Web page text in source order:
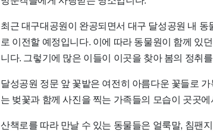
최근 대구대공원이 완공되면서 대구 달성공원 내
로 이전할 예정입니다. 이에 따라 동물원이 함께 있
니다. 그렇기에 많은 이들이 이곳을 찾아 봄의 정취
달성공원 정문 앞 꽃밭은 여전히 아름다운 꽃들로
는 벚꽃과 함께 사진을 찍는 가족들의 모습이 곳곳
산책로를 따라 만날 수 있는 동물들은 얼룩말, 침팬